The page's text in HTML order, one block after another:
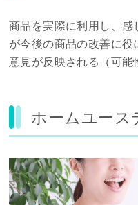
商品を実際に利用し、
が今後の商品の改善に
意見が反映される（可能
ホームユース